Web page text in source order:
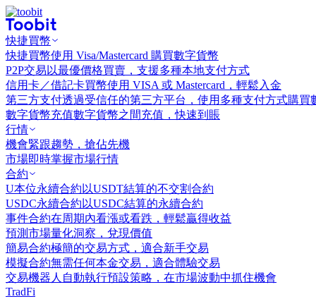
快捷買幣
快捷買幣使用 Visa/Mastercard 購買數字貨幣
P2P交易 以最優價格買賣，支援多種本地支付方式
信用卡／借記卡買幣使用 VISA 或 Mastercard，輕鬆入金
第三方支付透過受信任的第三方平台，使用多種支付方式購買
數字貨幣充值數字貨幣之間充值，快速到賬
行情
機會緊跟趨勢，搶佔先機
市場即時掌握市場行情
合約
U本位永續合約 以USDT結算的不交割合約
USDC永續合約 以USDC結算的永續合約
事件合約在周期內看漲或看跌，輕鬆贏得收益
預測市場量化洞察，兌現價值
簡易合約極簡的交易方式，適合新手交易
模擬合約無需任何本金交易，適合體驗交易
交易機器人 自動執行預設策略，在市場波動中抓住機會
TradFi